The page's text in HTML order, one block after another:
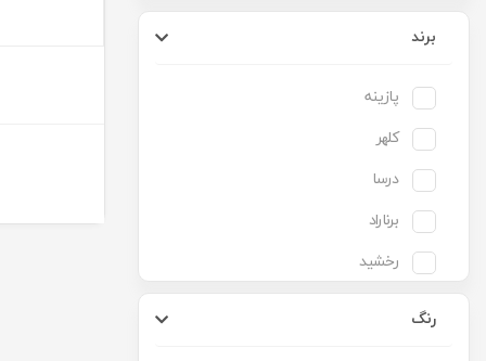
دین و عرفان
اندرزهای جاویدان
حقوق و علوم سیاسی
روان شناسی
مردم شناسی
سنگ های قیمتی و جواهرات و
جواهرشناسی
برند
پازینه
کلهر
درسا
برناراد
رخشید
سازمان میراث فرهنگی کشور
رنگ